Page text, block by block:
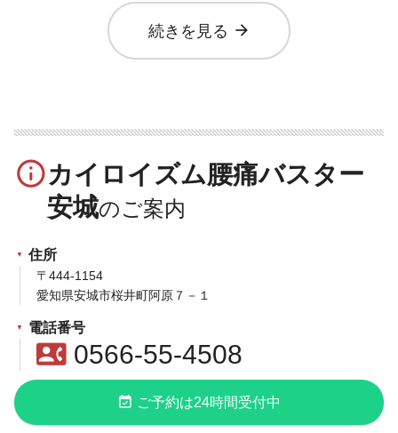
続きを見る arrow_forward
info_outlineカイロイズム腰痛バスター
安城
住所
〒444-1154
愛知県安城市桜井町阿原７－１
電話番号
contact_phone0566-55-4508
event_available ご予約は24時間受付中